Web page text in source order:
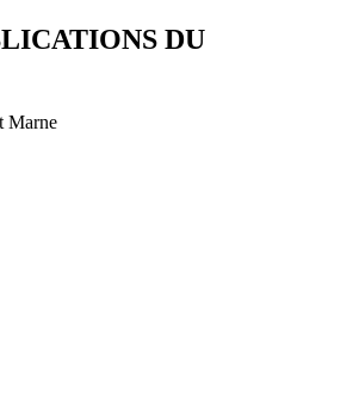
DU
Marne